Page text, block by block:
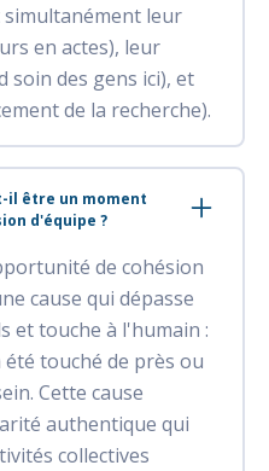
leur
en actes), leur
des gens ici), et
de la recherche).
il être un moment
d'équipe ?
de cohésion
cause qui dépasse
et touche à l'humain :
touché de près ou
Cette cause
authentique qui
collectives